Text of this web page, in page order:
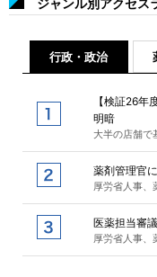
ジャンル別アクセス
行政・政治
【検証26
明暗
大半の店舗で
薬剤管理官
厚労省人事、
医薬担当審
厚労省人事、